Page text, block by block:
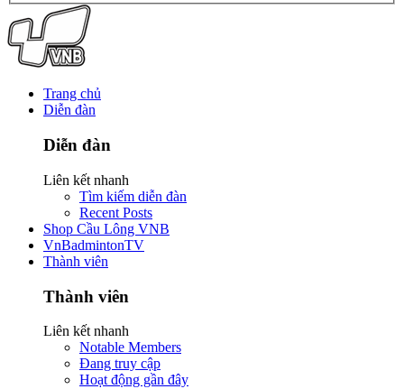
Trang chủ
Diễn đàn
Diễn đàn
Liên kết nhanh
Tìm kiếm diễn đàn
Recent Posts
Shop Cầu Lông VNB
VnBadmintonTV
Thành viên
Thành viên
Liên kết nhanh
Notable Members
Đang truy cập
Hoạt động gần đây